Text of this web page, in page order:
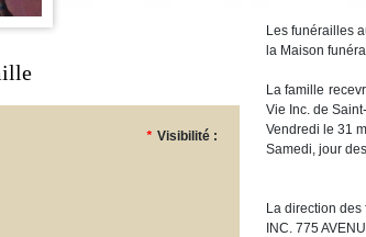
* Visibilité :
Les funérailles
la Maison
La famille
Vie Inc. de
Vendredi le 31
Samedi, jour
La direction
INC. 775